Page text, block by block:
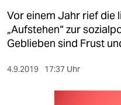
gesellschaft
kultur
Vor einem Jahr rief die
„Aufstehen“ zur
Geblieben sind Frust
4.9.2019 17:37 Uhr